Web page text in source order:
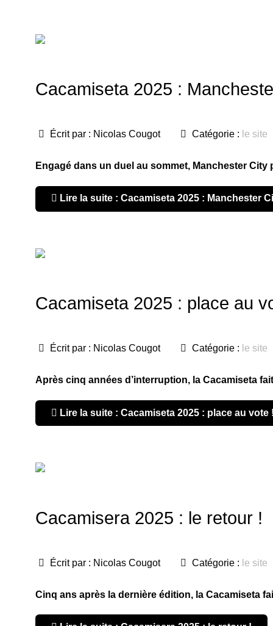
Cacamiseta 2025 :
Écrit par : Nicolas Cougot Catégorie : le site
Engagé dans un duel au sommet, Manchester
Lire la suite : Cacamiseta 2025 : Manchester
Cacamiseta 2025 : place au
Écrit par : Nicolas Cougot Catégorie : le site
Après cinq années d’interruption, la Cacamiseta
Lire la suite : Cacamiseta 2025 : place au vote
Cacamisera 2025 : le retour !
Écrit par : Nicolas Cougot Catégorie : le site
Cinq ans après la dernière édition, la Cacamiseta